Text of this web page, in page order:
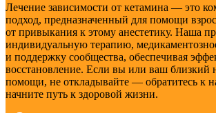
Лечение зависимости от кетамина — это
подход, предназначенный для помощи
от привыкания к этому анестетику. Наша
индивидуальную терапию,
и поддержку сообщества, обеспечивая
восстановление. Если вы или ваш близкий
помощи, не откладывайте — обратитесь к
начните путь к здоровой жизни.